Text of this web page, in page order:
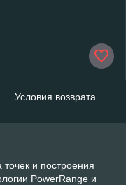
Условия возврата
и построения
PowerRange и